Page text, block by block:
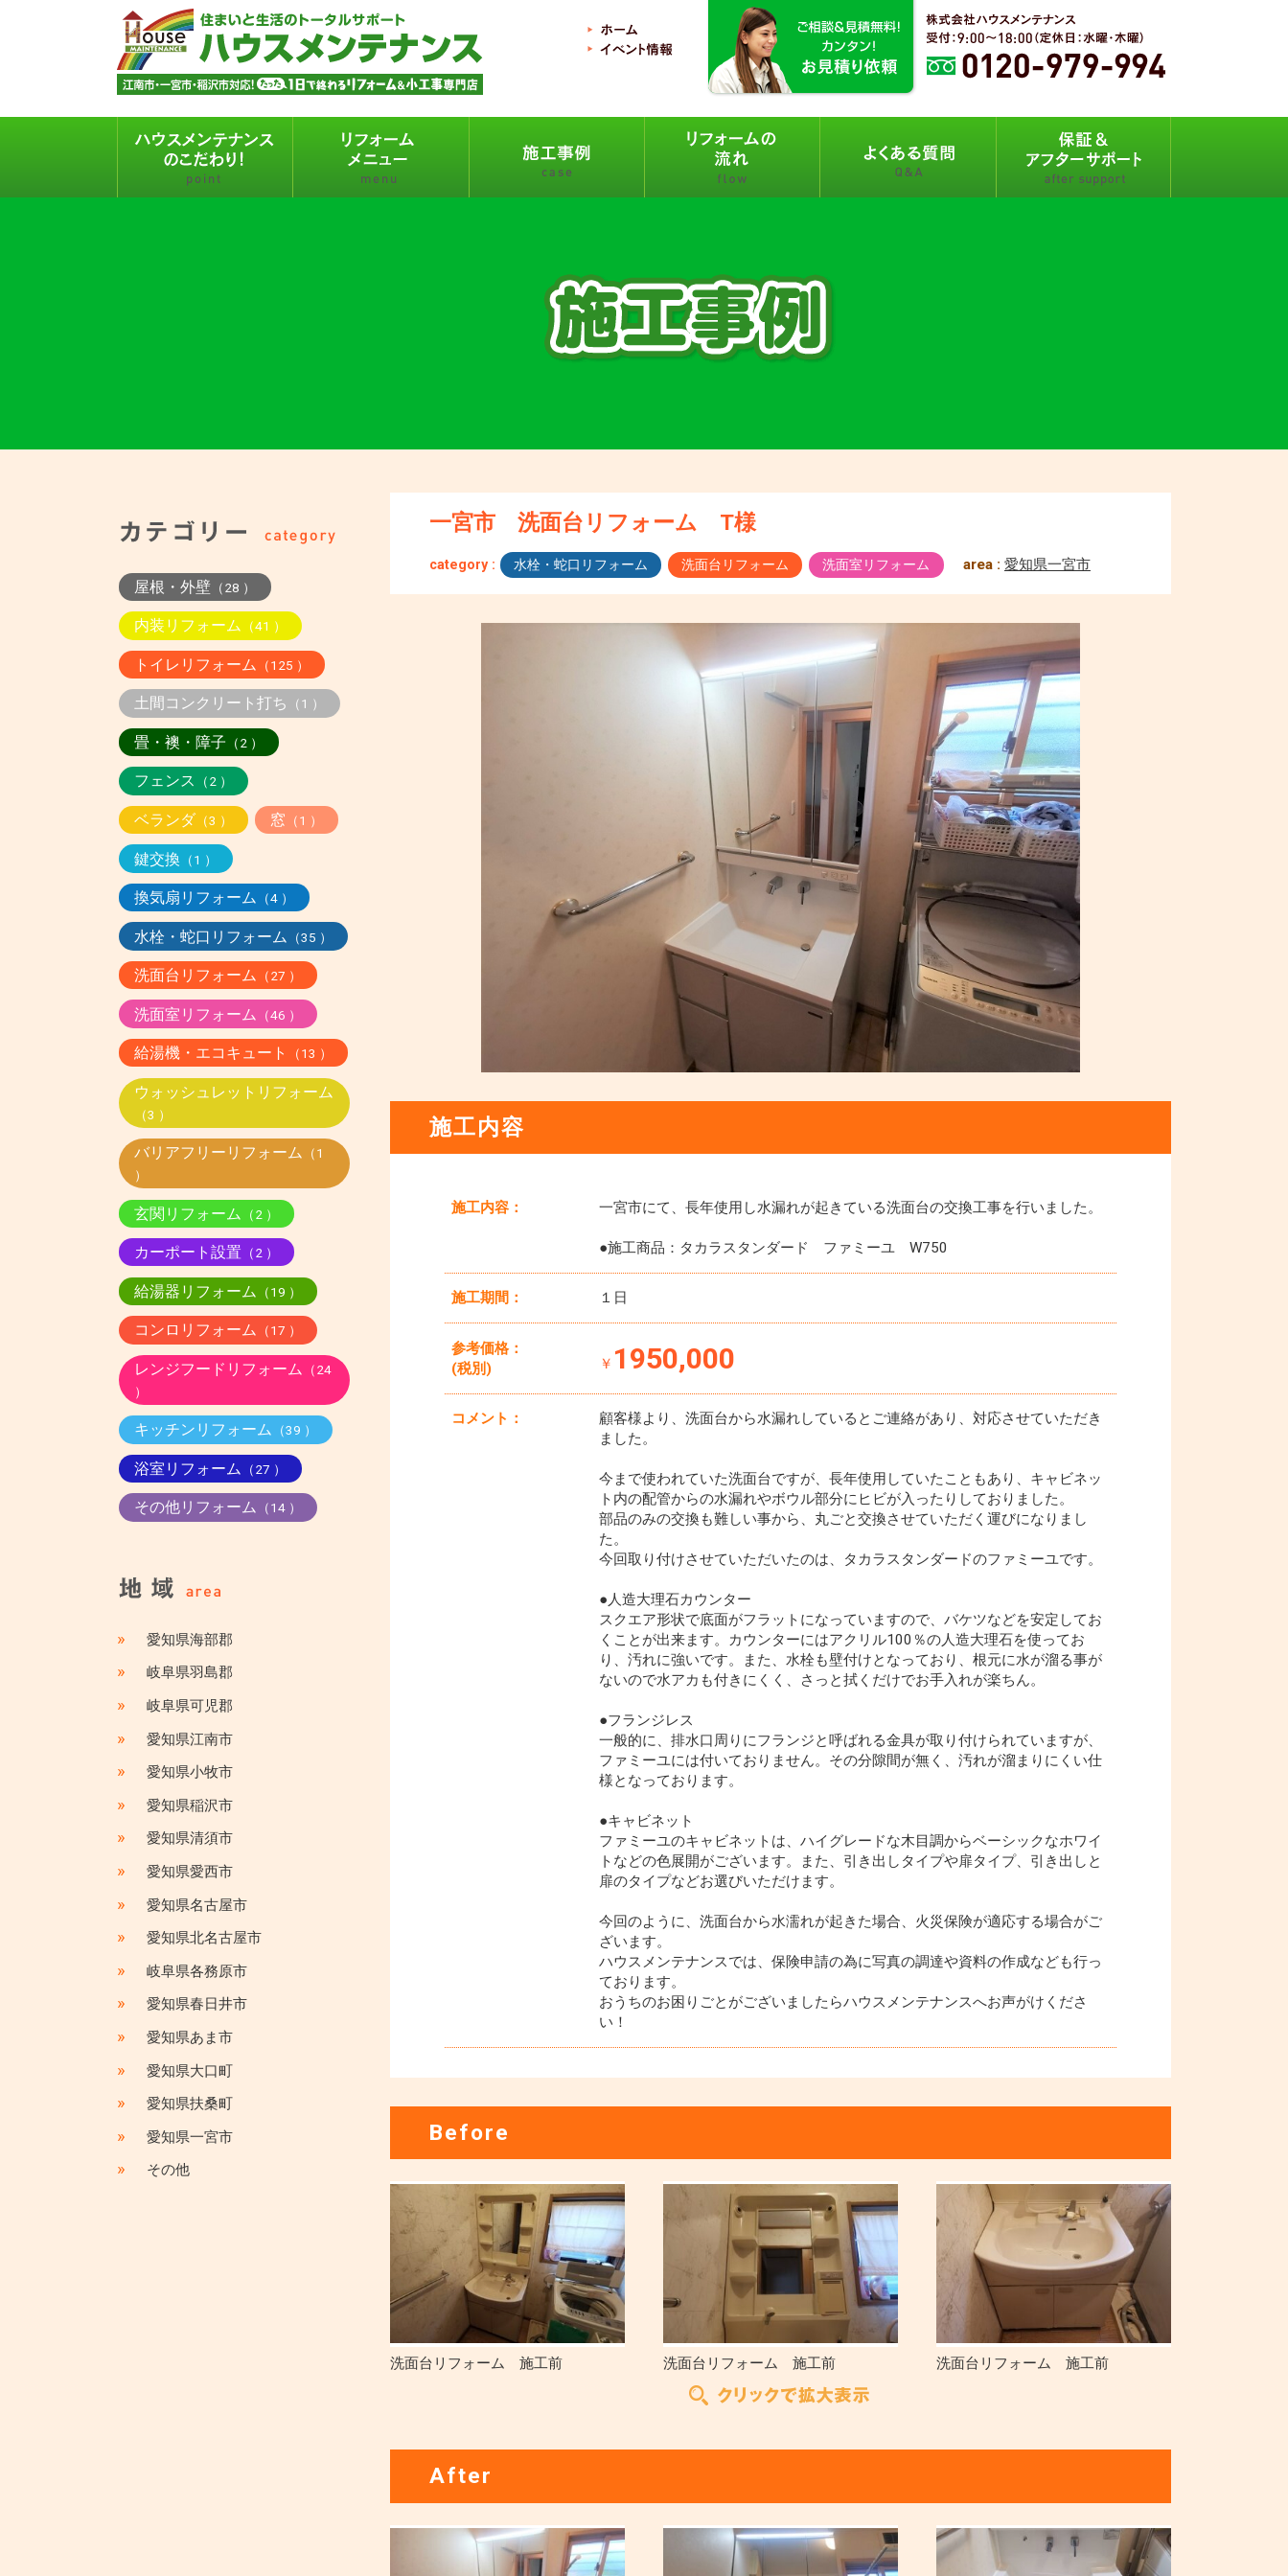
一宮市 洗面台リフォーム T様
category : 水栓・蛇口リフォーム 洗面台リフォーム 洗面室リフォーム area : 愛知県一宮市
施工内容
施工内容： 一宮市にて、長年使用し水漏れが起きている洗面台の交換工事を行いました。
●施工商品：タカラスタンダード ファミーユ W750
施工期間： １日
参考価格：
(税別)
￥ 1950,000
コメント：
顧客様より、洗面台から水漏れしているとご連絡があり、対応させていただき
ました。
今まで使われていた洗面台ですが、長年使用していたこともあり、キャビネッ
ト内の配管からの水漏れやボウル部分にヒビが入ったりしておりました。
部品のみの交換も難しい事から、丸ごと交換させていただく運びになりまし
た。
今回取り付けさせていただいたのは、タカラスタンダードのファミーユです。
●人造大理石カウンター
スクエア形状で底面がフラットになっていますので、バケツなどを安定してお
くことが出来ます。カウンターにはアクリル100％の人造大理石を使ってお
り、汚れに強いです。また、水栓も壁付けとなっており、根元に水が溜る事が
ないので水アカも付きにくく、さっと拭くだけでお手入れが楽ちん。
●フランジレス
一般的に、排水口周りにフランジと呼ばれる金具が取り付けられていますが、
ファミーユには付いておりません。その分隙間が無く、汚れが溜まりにくい仕
様となっております。
●キャビネット
ファミーユのキャビネットは、ハイグレードな木目調からベーシックなホワイ
トなどの色展開がございます。また、引き出しタイプや扉タイプ、引き出しと
扉のタイプなどお選びいただけます。
今回のように、洗面台から水濡れが起きた場合、火災保険が適応する場合がご
ざいます。
ハウスメンテナンスでは、保険申請の為に写真の調達や資料の作成なども行っ
ております。
おうちのお困りごとがございましたらハウスメンテナンスへお声がけくださ
い！
Before
洗面台リフォーム 施工前 洗面台リフォーム 施工前 洗面台リフォーム 施工前
After
屋根・外壁（28 ）
内装リフォーム （41 ）
トイレリフォーム （125 ）
土間コンクリート打ち （1 ）
畳・襖・障子 （2 ）
フェンス （2 ）
ベランダ （3 ） 窓 （1 ）
鍵交換 （1 ）
換気扇リフォーム （4 ）
水栓・蛇口リフォーム （35 ）
洗面台リフォーム （27 ）
洗面室リフォーム （46 ）
給湯機・エコキュート （13 ）
ウォッシュレットリフォーム
（3 ）
バリアフリーリフォーム （1
）
玄関リフォーム （2 ）
カーポート設置 （2 ）
給湯器リフォーム （19 ）
コンロリフォーム （17 ）
レンジフードリフォーム （24
）
キッチンリフォーム （39 ）
浴室リフォーム （27 ）
その他リフォーム （14 ）
» 愛知県海部郡
» 岐阜県羽島郡
» 岐阜県可児郡
» 愛知県江南市
» 愛知県小牧市
» 愛知県稲沢市
» 愛知県清須市
» 愛知県愛西市
» 愛知県名古屋市
» 愛知県北名古屋市
» 岐阜県各務原市
» 愛知県春日井市
» 愛知県あま市
» 愛知県大口町
» 愛知県扶桑町
» 愛知県一宮市
» その他